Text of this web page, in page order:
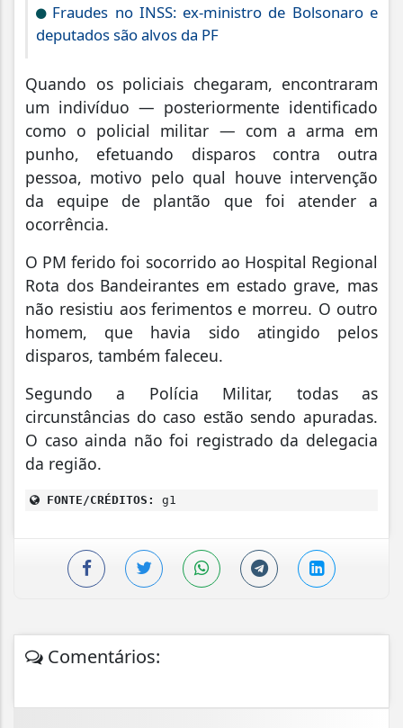
Fraudes no INSS: ex-ministro de Bolsonaro e
deputados são alvos da PF
Quando os policiais chegaram, encontraram
um indivíduo — posteriormente identificado
como o policial militar — com a arma em
punho, efetuando disparos contra outra
pessoa, motivo pelo qual houve intervenção
da equipe de plantão que foi atender a
ocorrência.
O PM ferido foi socorrido ao Hospital Regional
Rota dos Bandeirantes em estado grave, mas
não resistiu aos ferimentos e morreu. O outro
homem, que havia sido atingido pelos
disparos, também faleceu.
Segundo a Polícia Militar, todas as
circunstâncias do caso estão sendo apuradas.
O caso ainda não foi registrado da delegacia
da região.
FONTE/CRÉDITOS: g1
Comentários: